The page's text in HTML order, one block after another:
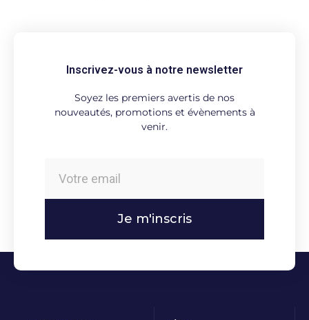
Inscrivez-vous à notre newsletter
Soyez les premiers avertis de nos
nouveautés, promotions et évènements à
venir.
Je m'inscris